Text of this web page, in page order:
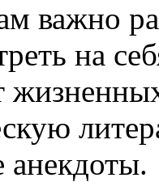
важно
на
анекдоты.